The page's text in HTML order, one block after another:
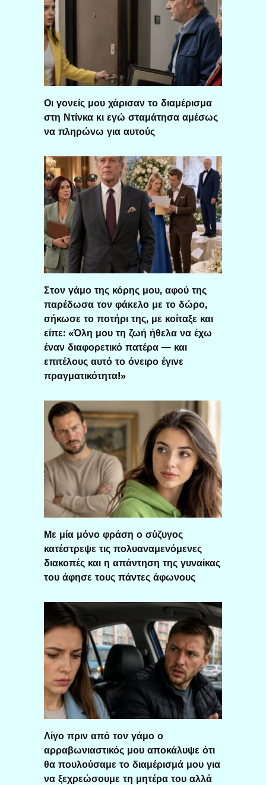
Οι γονείς μου χάρισαν το διαμέρισμα
στη Ντίνκα κι εγώ σταμάτησα αμέσως
να πληρώνω για αυτούς
Στον γάμο της κόρης μου, αφού της
παρέδωσα τον φάκελο με το δώρο,
σήκωσε το ποτήρι της, με κοίταξε και
είπε: «Όλη μου τη ζωή ήθελα να έχω
έναν διαφορετικό πατέρα — και
επιτέλους αυτό το όνειρο έγινε
πραγματικότητα!»
Με μία μόνο φράση ο σύζυγος
κατέστρεψε τις πολυαναμενόμενες
διακοπές και η απάντηση της γυναίκας
του άφησε τους πάντες άφωνους
Λίγο πριν από τον γάμο ο
αρραβωνιαστικός μου αποκάλυψε ότι
θα πουλούσαμε το διαμέρισμά μου για
να ξεχρεώσουμε τη μητέρα του αλλά